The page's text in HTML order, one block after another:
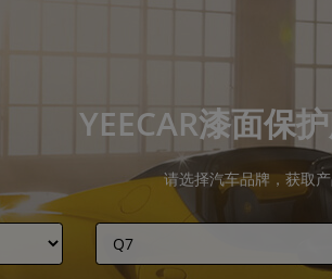
YEECAR漆面保
请选择汽车品牌，获取